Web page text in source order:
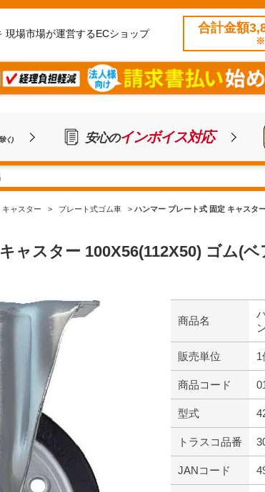
現場市場が運営するECショップ 合計金額
※
く) 安心のインボイス対応
キャスター > プレート式ゴム車 > ハンマー プレート式 固定 キャスタ
ャスター 100X56(112X50) ゴム(
商品名
販売単位 1
商品コード
型式
トラスコ品番
JANコード